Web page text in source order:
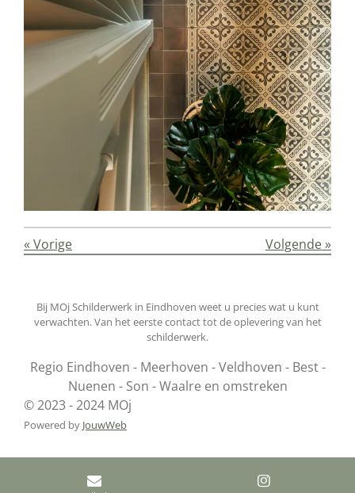
« Vorige Volgende»
Bij MOj Schilderwerk in Eindhoven weet u precies wat u kunt
verwachten. Van het eerste contact tot de oplevering van het
schilderwerk.
Regio Eindhoven - Meerhoven - Veldhoven - Best -
Nuenen - Son - Waalre en omstreken
© 2023 - 2024 MOj
Powered by JouwWeb